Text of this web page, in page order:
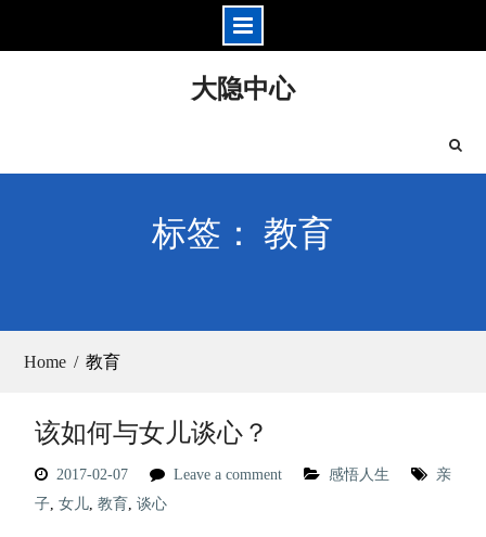
大隐中心
标签： 教育
Home 教育
该如何与女儿谈心？
2017-02-07 Leave a comment 感悟人生
亲
子, 女儿, 教育, 谈心